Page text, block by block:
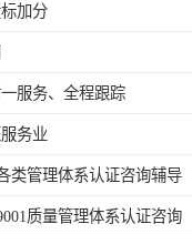
加分
服务、全程跟踪
务业
类管理体系认证咨询辅导
质量管理体系认证咨询